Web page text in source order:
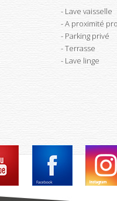
Lave vaisselle
A proximité
Parking privé
Terrasse
Lave linge